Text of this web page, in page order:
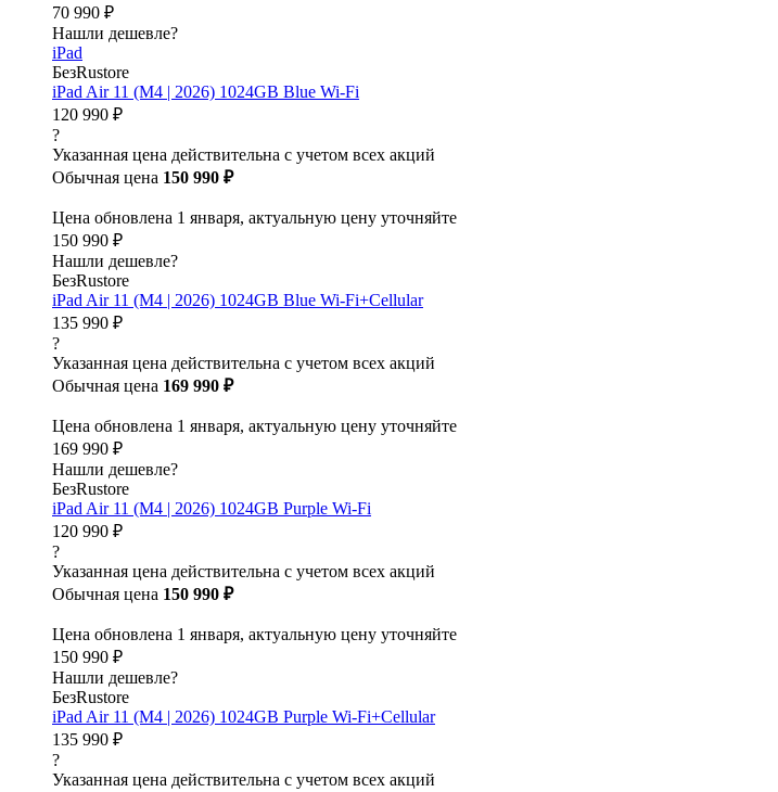
70 990 ₽
Нашли дешевле?
iPad
БезRustore
iPad Air 11 (M4 | 2026) 1024GB Blue Wi-Fi
120 990 ₽
?
Указанная цена действительна с учетом всех акций
Обычная цена 150 990 ₽
Цена обновлена 1 января, актуальную цену уточняйте
150 990 ₽
Нашли дешевле?
БезRustore
iPad Air 11 (M4 | 2026) 1024GB Blue Wi-Fi+Cellular
135 990 ₽
?
Указанная цена действительна с учетом всех акций
Обычная цена 169 990 ₽
Цена обновлена 1 января, актуальную цену уточняйте
169 990 ₽
Нашли дешевле?
БезRustore
iPad Air 11 (M4 | 2026) 1024GB Purple Wi-Fi
120 990 ₽
?
Указанная цена действительна с учетом всех акций
Обычная цена 150 990 ₽
Цена обновлена 1 января, актуальную цену уточняйте
150 990 ₽
Нашли дешевле?
БезRustore
iPad Air 11 (M4 | 2026) 1024GB Purple Wi-Fi+Cellular
135 990 ₽
?
Указанная цена действительна с учетом всех акций